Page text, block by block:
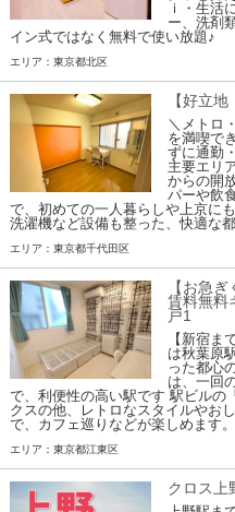
ｉ・生活
ー、洗剤
イン式ではなく無料で使い放題♪
エリア：東京都北区
【好立
＼メトロ
を満喫で
ずに通勤
主要エリ
からの開
パーや飲
で、初めての一人暮らしや上京に
洗濯機など設備も整った、快適な
エリア：東京都千代田区
【お急
賃料無料
戸1
【新宿ま
は秋葉原
った都心
は、一回
で、利便性の高い駅です 駅ビルの
クスの他、レトロなスタイルやお
で、カフェ巡りなどが楽しめます。
エリア：東京都江東区
クロス上